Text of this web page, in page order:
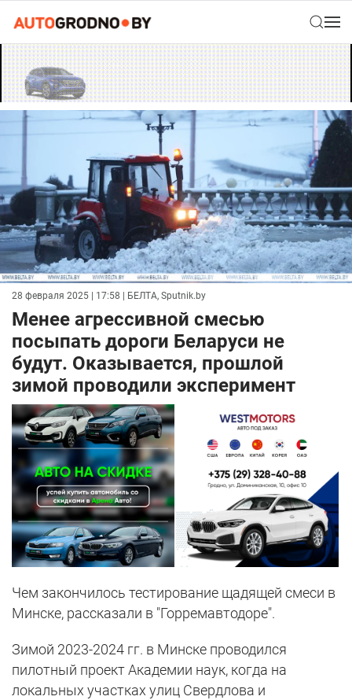
28 февраля 2025 | 17:58 | БЕЛТА, Sputnik.by
Менее агрессивной смесью
посыпать дороги Беларуси не
будут. Оказывается, прошлой
зимой проводили эксперимент
Чем закончилось тестирование щадящей смеси в
Минске, рассказали в "Горремавтодоре".
Зимой 2023-2024 гг. в Минске проводился
пилотный проект Академии наук, когда на
локальных участках улиц Свердлова и